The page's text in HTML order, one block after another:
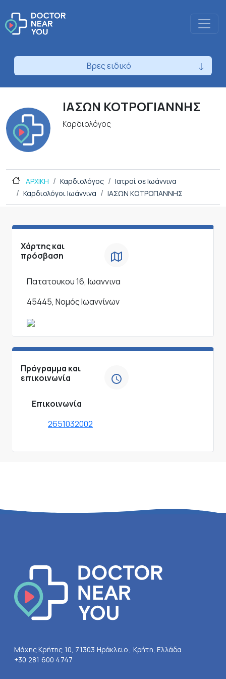
Βρες ειδικό
ΙΑΣΩΝ ΚΟΤΡΟΓΙΑΝΝΗΣ
Καρδιολόγος
ΑΡΧΙΚΗ Καρδιολόγος
Ιατροί σε Ιωάννινα
Καρδιολόγοι Ιωάννινα
ΙΑΣΩΝ ΚΟΤΡΟΓΙΑΝΝΗΣ
Χάρτης και
πρόσβαση
Πατατουκου 16, Ιωαννινα
45445, Νομός Ιωαννίνων
Πρόγραμμα και
επικοινωνία
Επικοινωνία
2651032002
Μάχης Κρήτης 10, 71303 Ηράκλειο , Κρήτη, Ελλάδα
+30 281 600 4747